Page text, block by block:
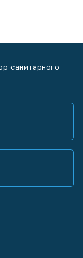
санитарного